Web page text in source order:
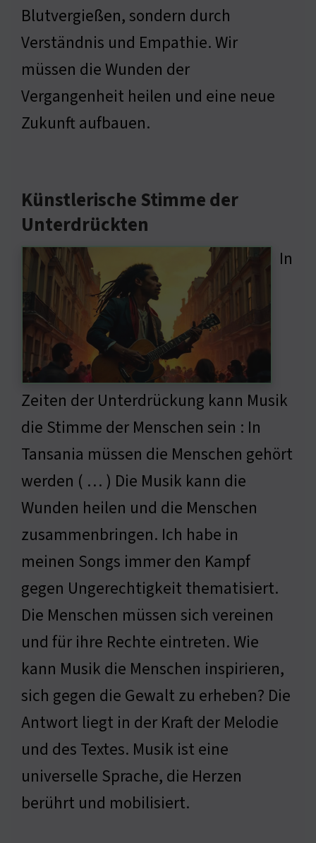
Blutvergießen, sondern durch
Verständnis und Empathie. Wir
müssen die Wunden der
Vergangenheit heilen und eine neue
Zukunft aufbauen.
Künstlerische Stimme der
Unterdrückten
In
Zeiten der Unterdrückung kann Musik
die Stimme der Menschen sein : In
Tansania müssen die Menschen gehört
werden ( … ) Die Musik kann die
Wunden heilen und die Menschen
zusammenbringen. Ich habe in
meinen Songs immer den Kampf
gegen Ungerechtigkeit thematisiert.
Die Menschen müssen sich vereinen
und für ihre Rechte eintreten. Wie
kann Musik die Menschen inspirieren,
sich gegen die Gewalt zu erheben? Die
Antwort liegt in der Kraft der Melodie
und des Textes. Musik ist eine
universelle Sprache, die Herzen
berührt und mobilisiert.